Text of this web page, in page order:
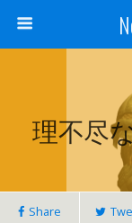
理不尽
Share